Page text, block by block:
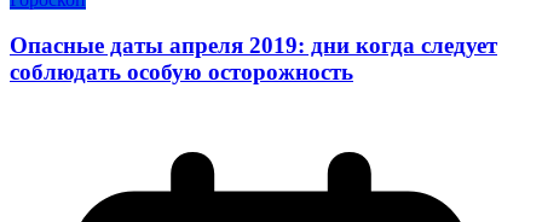
Опасные даты апреля 2019: дни когда следует
соблюдать особую осторожность